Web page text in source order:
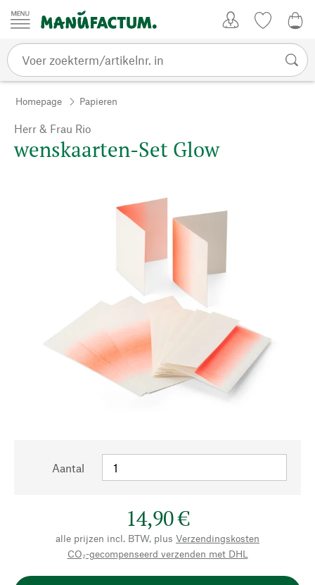
Passer au contenu
Homepage Papieren
Herr & Frau Rio
wenskaarten-Set Glow
Aantal
14,90 €
alle prijzen incl. BTW, plus Verzendingskosten
CO₂-gecompenseerd verzenden met DHL